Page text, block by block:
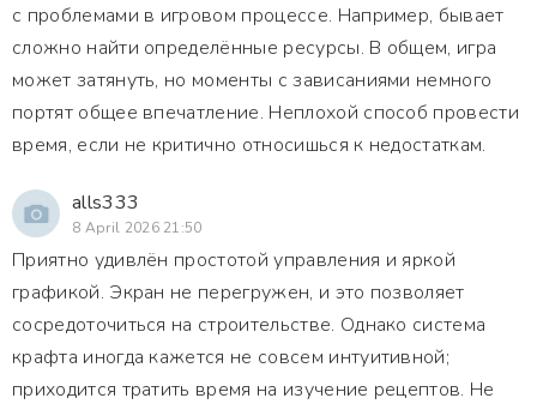
с проблемами в игровом процессе. Например, бывает
сложно найти определённые ресурсы. В общем, игра
может затянуть, но моменты с зависаниями немного
портят общее впечатление. Неплохой способ провести
время, если не критично относишься к недостаткам.
alls333
8 April 2026 21:50
Приятно удивлён простотой управления и яркой
графикой. Экран не перегружен, и это позволяет
сосредоточиться на строительстве. Однако система
крафта иногда кажется не совсем интуитивной;
приходится тратить время на изучение рецептов. Не